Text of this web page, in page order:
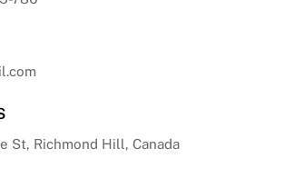
St, Richmond Hill, Canada